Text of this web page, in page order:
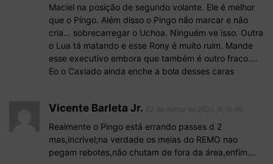
Maciel na posição de segundo volante. Ele é melhor
que o Pingo. Além disso o Pingo não marcar e não
cria… sobrecarregar o Uchoa. Ninguém ve isso. Outra
o Lua tá matando e esse Rony é muito ruim. Mande
esse executivo embora que também é outro fraco….
Eo o Caxiado ainda enche a bola desses caras
Vicente Barleta Jr.
Realmente o Pingo está errando passes d 2
mas,incrivel;na verdade os meias do REMO nao
pegam rebotes,não chutam de fora da área,enfim….